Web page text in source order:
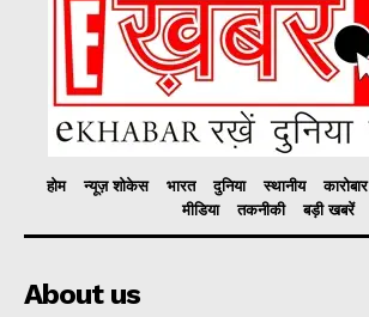
होम न्यूज़ शोकेस भारत दुनिया स्थानीय कारोबार
मीडिया
तकनीकी बड़ी खबरें
About us